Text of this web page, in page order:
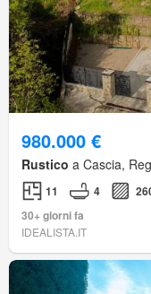
980.000 €
Rustico a Cascia,
11 4
30+ giorni fa
IDEALISTA.IT